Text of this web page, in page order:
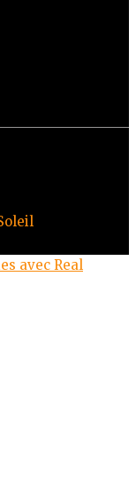
avec Real